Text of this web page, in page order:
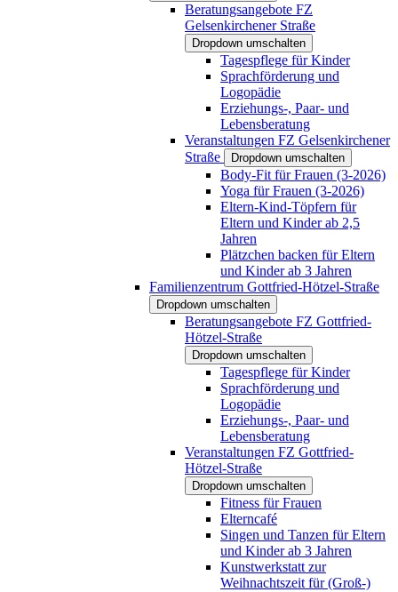
Beratungsangebote FZ
Gelsenkirchener Straße
Dropdown umschalten
Tagespflege für Kinder
Sprachförderung und
Logopädie
Erziehungs-, Paar- und
Lebensberatung
Veranstaltungen FZ Gelsenkirchener
Straße
Dropdown umschalten
Body-Fit für Frauen (3-2026)
Yoga für Frauen (3-2026)
Eltern-Kind-Töpfern für
Eltern und Kinder ab 2,5
Jahren
Plätzchen backen für Eltern
und Kinder ab 3 Jahren
Familienzentrum Gottfried-Hötzel-Straße
Dropdown umschalten
Beratungsangebote FZ Gottfried-
Hötzel-Straße
Dropdown umschalten
Tagespflege für Kinder
Sprachförderung und
Logopädie
Erziehungs-, Paar- und
Lebensberatung
Veranstaltungen FZ Gottfried-
Hötzel-Straße
Dropdown umschalten
Fitness für Frauen
Elterncafé
Singen und Tanzen für Eltern
und Kinder ab 3 Jahren
Kunstwerkstatt zur
Weihnachtszeit für (Groß-)